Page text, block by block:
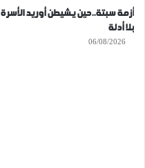
أزمة سبتة..حين يشيطن أوريد الأسرة
بلا أدلة
06/08/2026